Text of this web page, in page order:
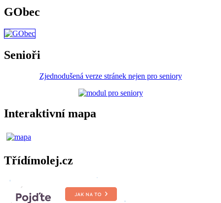
GObec
Senioři
Zjednodušená verze stránek nejen pro seniory
Interaktivní mapa
Třídímolej.cz